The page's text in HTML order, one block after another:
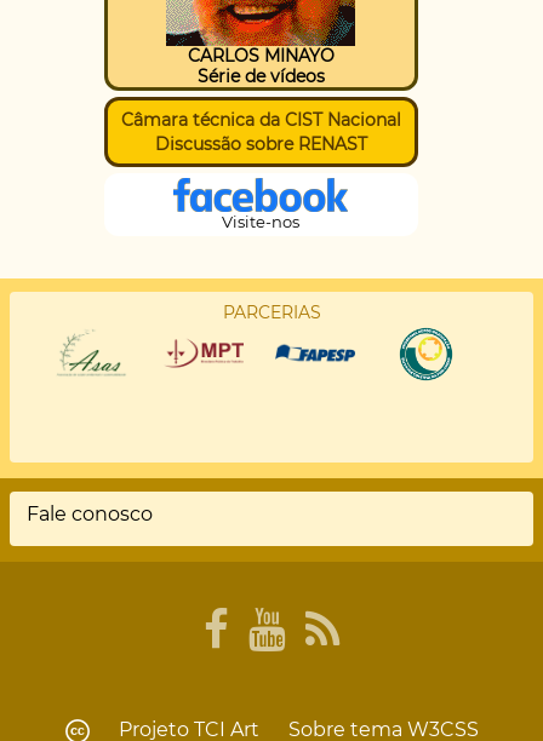
CARLOS MINAYO
Série de vídeos
Câmara técnica da CIST Nacional
Discussão sobre RENAST
Visite-nos
PARCERIAS
Rodapé
Fale conosco
Projeto TCI Art Sobre tema W3CSS